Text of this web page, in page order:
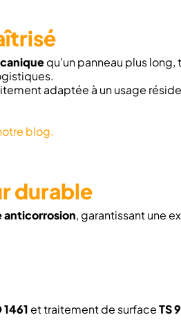
qu’un panneau plus
adaptée à un usage
blog.
durable
anticorrosion, garantissant une
1461et traitement de surfaceTS